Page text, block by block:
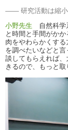
研究活動は縮
小野先生 自然科学
と時間と手間がか
肉をやわらかくす
を調べたいなどと
談してもらえれば
きるので、もっと取